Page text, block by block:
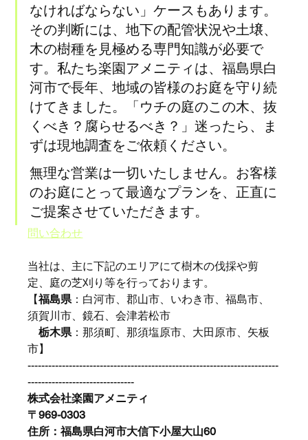
なければならない」ケースもあります。
その判断には、地下の配管状況や土壌、
木の樹種を見極める専門知識が必要で
す。私たち楽園アメニティは、福島県白
河市で長年、地域の皆様のお庭を守り続
けてきました。「ウチの庭のこの木、抜
くべき？腐らせるべき？」迷ったら、ま
ずは現地調査をご依頼ください。
無理な営業は一切いたしません。お客様
のお庭にとって最適なプランを、正直に
ご提案させていただきます。
問い合わせ
当社は、主に下記のエリアにて樹木の伐採や剪
定、庭の芝刈り等を行っております。
【福島県 ：白河市、郡山市、いわき市、福島市、
須賀川市、鏡石、会津若松市
栃木県 ：那須町、那須塩原市、大田原市、矢板
市】
-------------------------------------------------------------------------
-------------------------------
株式会社楽園アメニティ
〒969-0303
​住所：福島県白河市大信下小屋大山60